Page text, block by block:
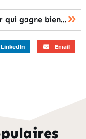
Métier qui gagne bien sans diplôme : les 12 opportunités les plus rentables
LinkedIn Email